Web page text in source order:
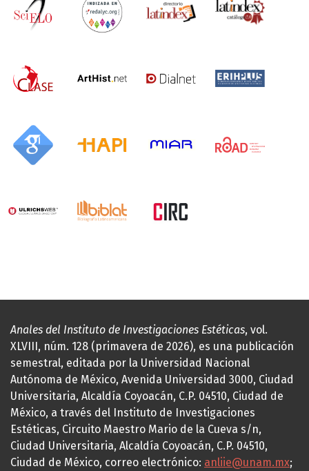
Anales del Instituto de Investigaciones Estéticas, vol.
XLVIII, núm. 128 (primavera de 2026), es una publicación
semestral, editada por la Universidad Nacional
Autónoma de México, Avenida Universidad 3000, Ciudad
Universitaria, Alcaldía Coyoacán, C.P. 04510, Ciudad de
México, a través del Instituto de Investigaciones
Estéticas, Circuito Maestro Mario de la Cueva s/n,
Ciudad Universitaria, Alcaldía Coyoacán, C.P. 04510,
Ciudad de México, correo electrónico: anliie@unam.mx;